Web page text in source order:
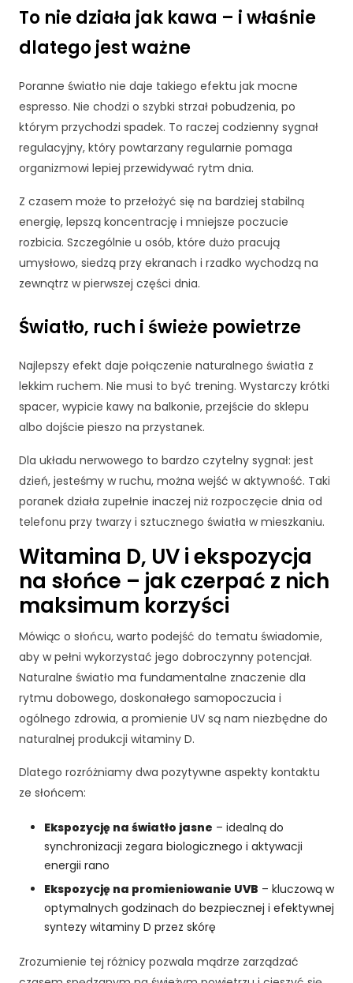
To nie działa jak kawa – i właśnie
dlatego jest ważne
Poranne światło nie daje takiego efektu jak mocne
espresso. Nie chodzi o szybki strzał pobudzenia, po
którym przychodzi spadek. To raczej codzienny sygnał
regulacyjny, który powtarzany regularnie pomaga
organizmowi lepiej przewidywać rytm dnia.
Z czasem może to przełożyć się na bardziej stabilną
energię, lepszą koncentrację i mniejsze poczucie
rozbicia. Szczególnie u osób, które dużo pracują
umysłowo, siedzą przy ekranach i rzadko wychodzą na
zewnątrz w pierwszej części dnia.
Światło, ruch i świeże powietrze
Najlepszy efekt daje połączenie naturalnego światła z
lekkim ruchem. Nie musi to być trening. Wystarczy krótki
spacer, wypicie kawy na balkonie, przejście do sklepu
albo dojście pieszo na przystanek.
Dla układu nerwowego to bardzo czytelny sygnał: jest
dzień, jesteśmy w ruchu, można wejść w aktywność. Taki
poranek działa zupełnie inaczej niż rozpoczęcie dnia od
telefonu przy twarzy i sztucznego światła w mieszkaniu.
Witamina D, UV i ekspozycja
na słońce – jak czerpać z nich
maksimum korzyści
Mówiąc o słońcu, warto podejść do tematu świadomie,
aby w pełni wykorzystać jego dobroczynny potencjał.
Naturalne światło ma fundamentalne znaczenie dla
rytmu dobowego, doskonałego samopoczucia i
ogólnego zdrowia, a promienie UV są nam niezbędne do
naturalnej produkcji witaminy D.
Dlatego rozróżniamy dwa pozytywne aspekty kontaktu
ze słońcem:
Ekspozycję na światło jasne – idealną do
synchronizacji zegara biologicznego i aktywacji
energii rano
Ekspozycję na promieniowanie UVB – kluczową w
optymalnych godzinach do bezpiecznej i efektywnej
syntezy witaminy D przez skórę
Zrozumienie tej różnicy pozwala mądrze zarządzać
,
n
a
d
st
a
wi
te
o,
ja
k
st
a
ży
w
a
a.
D
o
ś
w
i
d
c
e
n
i
e
A
b
n
a
o
t
e